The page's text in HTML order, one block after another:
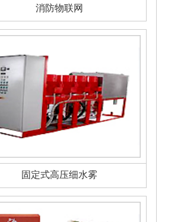
消防物联网
固定式高压细水雾